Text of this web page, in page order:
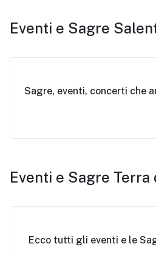
Eventi e Sagre
Sagre, eventi, concerti che
Eventi e Sagre Terra
Ecco tutti gli eventi e le